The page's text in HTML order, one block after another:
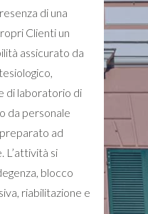
di una
Clienti un
assicurato da
di laboratorio di
da personale
ad
L’attività si
blocco
riabilitazione e